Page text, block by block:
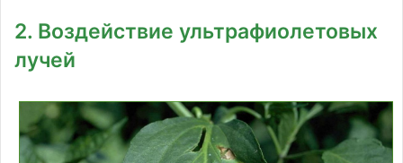
2. Воздействие ультрафиолетовых
лучей